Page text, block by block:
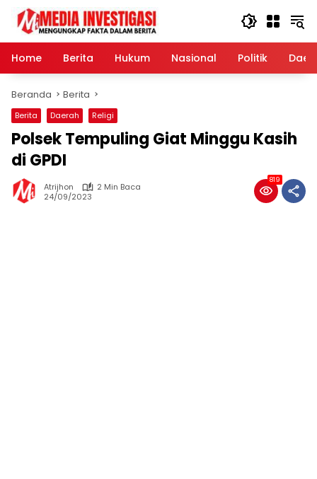
Langsung
konten
Home
Berita Hukum Nasional Politik
Beranda Berita
Berita Daerah Religi
Polsek Tempuling Giat Minggu Kasih
di GPDI
Atrijhon
2 Min Baca
24/09/2023
819